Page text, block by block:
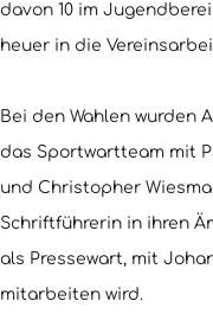
davon 10 im
heuer in die
Bei den Wahlen wurden
das Sportwartteam mit
und Christopher
Schriftführerin in ihren
als Pressewart, mit
mitarbeiten wird.